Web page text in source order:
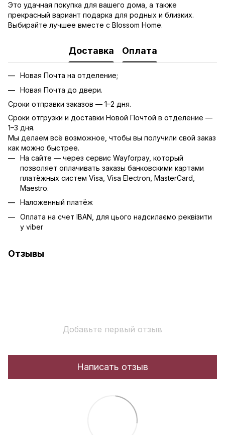
Это удачная покупка для вашего дома, а также
прекрасный вариант подарка для родных и близких.
Выбирайте лучшее вместе с Blossom Home.
Доставка Оплата
Новая Почта на отделение;
Новая Почта до двери.
Сроки отправки заказов — 1–2 дня.
Сроки отгрузки и доставки Новой Почтой в отделение —
1–3 дня.
Мы делаем всё возможное, чтобы вы получили свой заказ
как можно быстрее.
На сайте — через сервис Wayforpay, который
позволяет оплачивать заказы банковскими картами
платёжных систем Visa, Visa Electron, MasterCard,
Maestro.
Наложенный платёж
Оплата на счет IBAN, для цього надсилаємо реквізити
у viber
Отзывы
Добавьте первый отзыв
Написать отзыв